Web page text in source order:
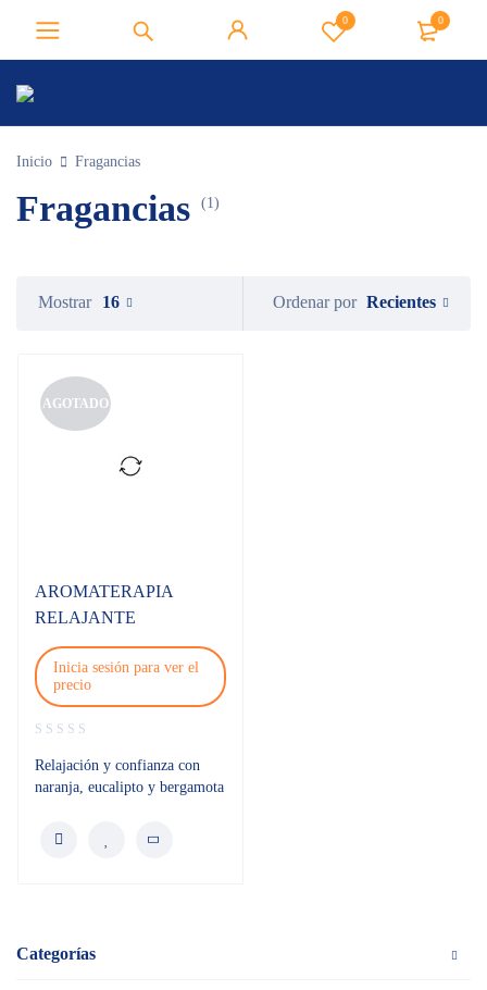
0 0
Inicio Fragancias
Fragancias (1)
Categorías
Ordenar por Recientes
Mostrar 16
AGOTADO
AROMATERAPIA
RELAJANTE
Inicia sesión para ver el
precio
Relajación y confianza con
naranja, eucalipto y bergamota